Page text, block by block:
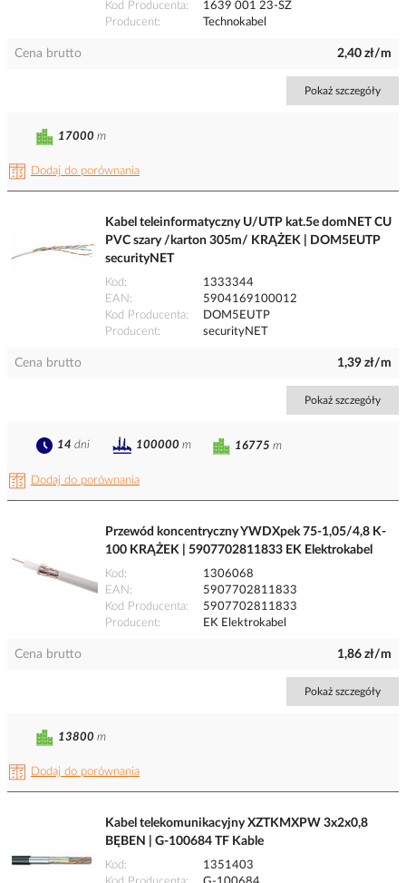
Kod Producenta
1639 001 23-SZ
Producent
Technokabel
Cena brutto 2,40 zł/m
Pokaż szczegóły
Dodaj do porównania
17000 m
Kabel teleinformatyczny U/UTP kat.5e domNET CU
PVC szary /karton 305m/ KRĄŻEK | DOM5EUTP
securityNET
Kod
1333344
EAN
5904169100012
Kod Producenta
DOM5EUTP
Producent
securityNET
Cena brutto 1,39 zł/m
Pokaż szczegóły
Dodaj do porównania
16775 m
14 dni 100000 m
Przewód koncentryczny YWDXpek 75-1,05/4,8 K-
100 KRĄŻEK | 5907702811833 EK Elektrokabel
Kod
1306068
EAN
5907702811833
Kod Producenta
5907702811833
Producent
EK Elektrokabel
Cena brutto 1,86 zł/m
Pokaż szczegóły
Dodaj do porównania
13800 m
Kabel telekomunikacyjny XZTKMXPW 3x2x0,8
BĘBEN | G-100684 TF Kable
Kod
1351403